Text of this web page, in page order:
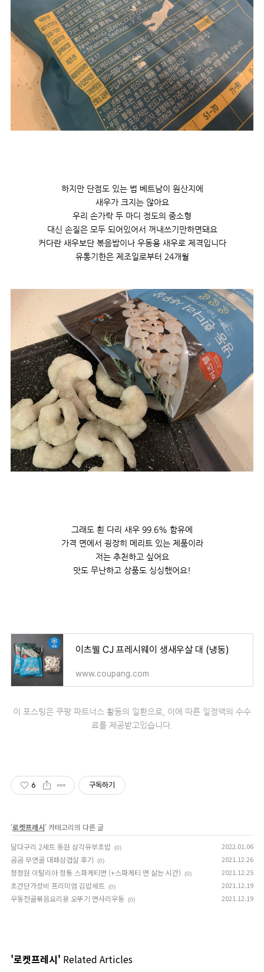
하지만 단점도 있는 법 베트남이 원산지에
새우가 크지는 않아요
우리 손가락 두 마디 정도의 중소형
대신 손질은 모두 되어있어서 꺼내쓰기만하면돼요
커다란 새우보단 볶음밥이나 우동용 새우로 제격입니다
유통기한은 제조일로부터 24개월
그래도 흰 다리 새우 99.6% 함유에
가격 면에서 굉장히 메리트 있는 제품이라
저는 추천하고 싶어요
맛도 무난하고 상품도 싱싱했어요!
이츠웰 CJ 프레시웨이 생새우살 대 (냉동)
www.coupang.com
이 포스팅은 쿠팡 파트너스 활동의 일환으로, 이에 따른 일정액의 수수
료를 제공받고있습니다.
6 구독하기
'로켓프레시' 카테고리의 다른 글
달다구리 2세트 동원 삼각유부초밥 (0) 2022.01.06
곰곰 무연골 대패삼겹살 후기 (0) 2021.12.26
청정원 이탈리아 정통 스파게티면 (+스파게티 면 삶는 시간) (0) 2021.12.25
초간단가성비 프리미엄 김밥세트 (0) 2021.12.19
우동전골볶음요리용 오뚜기 면사리우동 (0) 2021.12.19
'로켓프레시' Related Articles